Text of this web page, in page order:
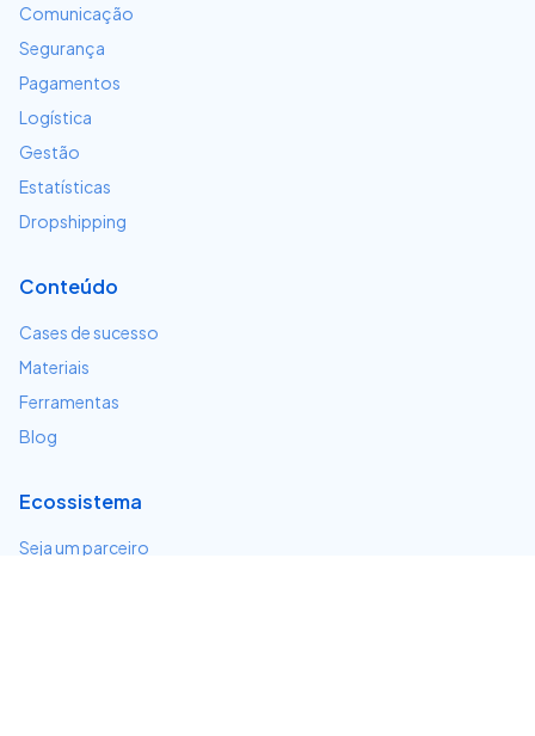
Comunicação
Segurança
Pagamentos
Logística
Gestão
Estatísticas
Dropshipping
Conteúdo
Cases de sucesso
Materiais
Ferramentas
Blog
Ecossistema
Seja um parceiro